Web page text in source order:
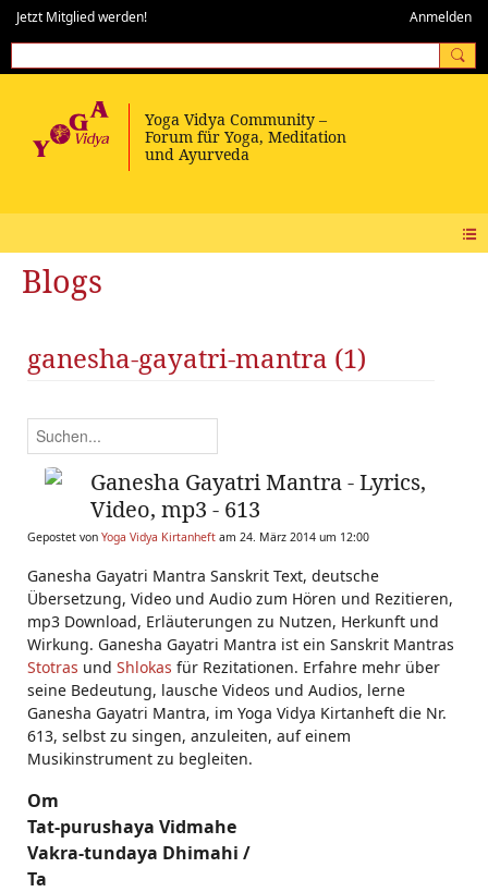
Jetzt Mitglied werden! Anmelden
Blogs
ganesha-gayatri-mantra (1)
Ganesha Gayatri Mantra - Lyrics,
Video, mp3 - 613
Gepostet von Yoga Vidya Kirtanheft am 24. März 2014 um 12:00
Ganesha Gayatri Mantra Sanskrit Text, deutsche
Übersetzung, Video und Audio zum Hören und Rezitieren,
mp3 Download, Erläuterungen zu Nutzen, Herkunft und
Wirkung. Ganesha Gayatri Mantra ist ein Sanskrit Mantras
Stotras und Shlokas für Rezitationen. Erfahre mehr über
seine Bedeutung, lausche Videos und Audios, lerne
Ganesha Gayatri Mantra, im Yoga Vidya Kirtanheft die Nr.
613, selbst zu singen, anzuleiten, auf einem
Musikinstrument zu begleiten.
Om
Tat-purushaya Vidmahe
Vakra-tundaya Dhimahi /
Ta